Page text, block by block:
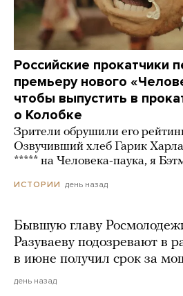
Российские прокатчики
премьеру нового
чтобы выпустить в
о Колобке
Зрители обрушили его
Озвучивший хлеб Гарик
***** на Человека-паука, я
ИСТОРИИ день назад
Бывшую главу
Разуваеву подозревают в
в июне получил срок за
день назад